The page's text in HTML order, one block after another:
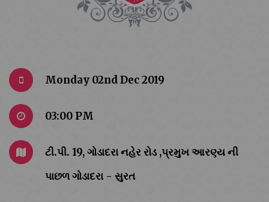
Monday 02nd Dec 2019
03:00 PM
ટી.પી. 19, ગોડાદરા નહેર રોડ ,પ્રમુખ આરણ્ય ની
પાછળ ગોડાદરા - સુરત